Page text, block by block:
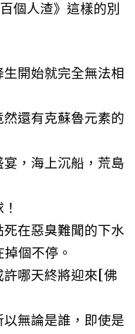
個人渣》這樣的別
開始就完全無法相
還有克蘇魯元素的
，海上沉船，荒島
在惡臭難聞的下水
個不停。
許哪天終將迎來[佛
無論是誰，即使是